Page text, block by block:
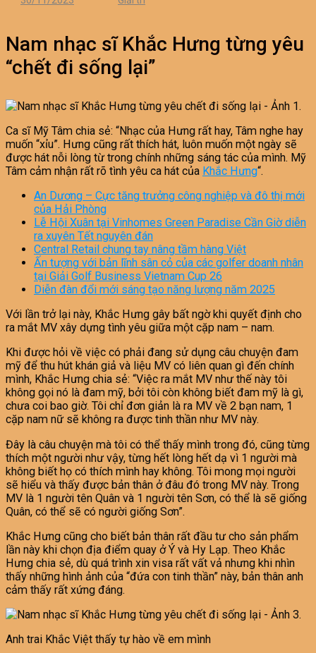
Nam nhạc sĩ Khắc Hưng từng yêu
“chết đi sống lại”
Ca sĩ Mỹ Tâm chia sẻ: “Nhạc của Hưng rất hay, Tâm nghe hay
muốn “xỉu”. Hưng cũng rất thích hát, luôn muốn một ngày sẽ
được hát nỗi lòng từ trong chính những sáng tác của mình. Mỹ
Tâm cảm nhận rất rõ tình yêu ca hát của Khắc Hưng“.
An Dương – Cực tăng trưởng công nghiệp và đô thị mới
của Hải Phòng
Lễ Hội Xuân tại Vinhomes Green Paradise Cần Giờ diễn
ra xuyên Tết nguyên đán
Central Retail chung tay nâng tầm hàng Việt
Ấn tượng với bản lĩnh sân cỏ của các golfer doanh nhân
tại Giải Golf Business Vietnam Cup 26
Diễn đàn đổi mới sáng tạo năng lượng năm 2025
Với lần trở lại này, Khắc Hưng gây bất ngờ khi quyết định cho
ra mắt MV xây dựng tình yêu giữa một cặp nam – nam.
Khi được hỏi về việc có phải đang sử dụng câu chuyện đam
mỹ để thu hút khán giả và liệu MV có liên quan gì đến chính
mình, Khắc Hưng chia sẻ: “Việc ra mắt MV như thế này tôi
không gọi nó là đam mỹ, bởi tôi còn không biết đam mỹ là gì,
chưa coi bao giờ. Tôi chỉ đơn giản là ra MV về 2 bạn nam, 1
cặp nam nữ sẽ không ra được tinh thần như MV này.
Đây là câu chuyện mà tôi có thể thấy mình trong đó, cũng từng
thích một người như vậy, từng hết lòng hết dạ vì 1 người mà
không biết họ có thích mình hay không. Tôi mong mọi người
sẽ hiểu và thấy được bản thân ở đâu đó trong MV này. Trong
MV là 1 người tên Quân và 1 người tên Sơn, có thể là sẽ giống
Quân, có thể sẽ có người giống Sơn”.
Khắc Hưng cũng cho biết bản thân rất đầu tư cho sản phẩm
lần này khi chọn địa điểm quay ở Ý và Hy Lạp. Theo Khắc
Hưng chia sẻ, dù quá trình xin visa rất vất vả nhưng khi nhìn
thấy những hình ảnh của “đứa con tinh thần” này, bản thân anh
cảm thấy rất xứng đáng.
Anh trai Khắc Việt thấy tự hào về em mình